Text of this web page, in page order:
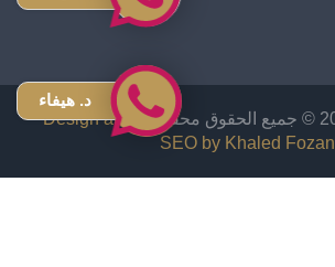
Design and
SEO by Khaled Fozan
د. هيفاء